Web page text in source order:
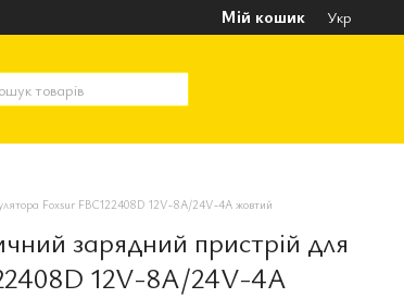
Мій кошик Укр
Foxsur FBC122408D 12V-8A/24V-4A жовтий
зарядний пристрій для
12V-8A/24V-4A